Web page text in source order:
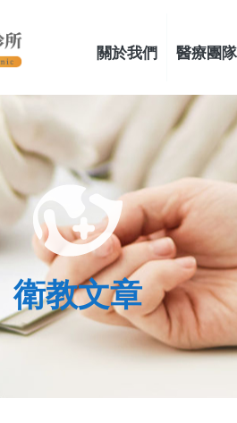
關於我們 醫療團隊
衛教文章